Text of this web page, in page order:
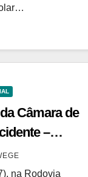
Câmara de
–
na Rodovia